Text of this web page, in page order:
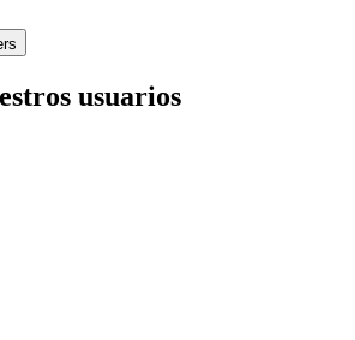
usuarios